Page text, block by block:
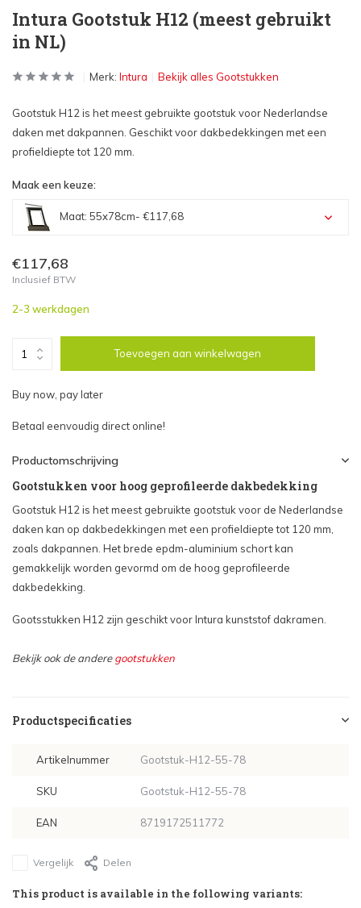
Intura Gootstuk H12 (meest gebruikt
in NL)
Merk: Intura Bekijk alles Gootstukken
Gootstuk H12 is het meest gebruikte gootstuk voor Nederlandse
daken met dakpannen. Geschikt voor dakbedekkingen met een
profieldiepte tot 120 mm.
Maak een keuze:
Maat: 55x78cm- €117,68
Maat: 66x98cm - €122,32
Maat: 78x98cm - €124,07
Maat: 78x118cm - €128,71
Maat: 78x140cm - €139,13
Maat: 78x160cm - €159,40
Maat: 94x118cm - €135,08
Maat: 94x140cm - €155,91
Maat: 134x98cm - €157,11
€117,68
Inclusief BTW
2-3 werkdagen
Toevoegen aan winkelwagen
Buy now, pay later
Betaal eenvoudig direct online!
Productomschrijving
Gootstukken voor hoog geprofileerde dakbedekking
Gootstuk H12 is het meest gebruikte gootstuk voor de Nederlandse
daken kan op dakbedekkingen met een profieldiepte tot 120 mm,
zoals dakpannen. Het brede epdm-aluminium schort kan
gemakkelijk worden gevormd om de hoog geprofileerde
dakbedekking.
Gootsstukken H12 zijn geschikt voor Intura kunststof dakramen.
Bekijk ook de anderegootstukken
Productspecificaties
Artikelnummer Gootstuk-H12-55-78
SKU Gootstuk-H12-55-78
EAN 8719172511772
Vergelijk Delen
This product is available in the following variants: